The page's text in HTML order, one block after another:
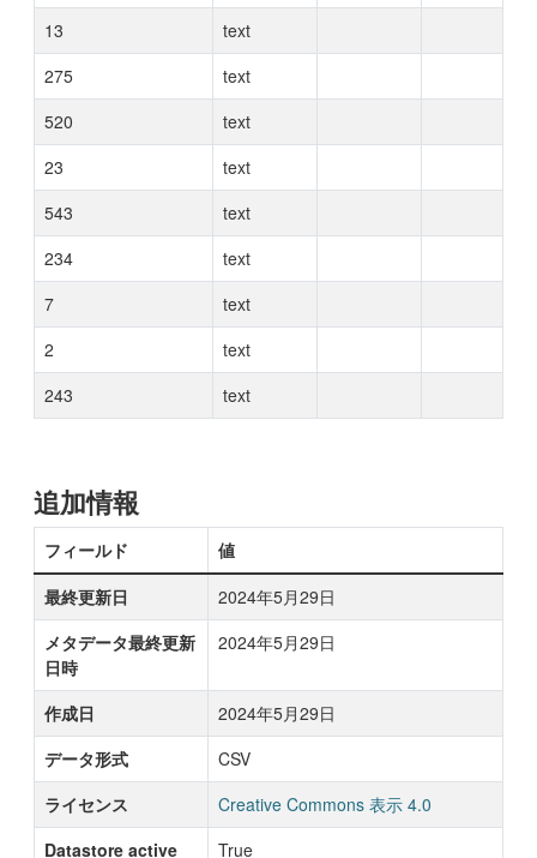
13
text
275
text
520
text
23
text
543
text
234
text
7
text
2
text
243
text
追加情報
フィールド
値
最終更新日
2024年5月29日
メタデータ最終更新
日時
2024年5月29日
作成日
2024年5月29日
データ形式
CSV
ライセンス
Creative Commons 表示 4.0
Datastore active
True